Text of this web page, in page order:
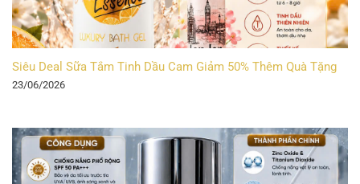
Siêu Deal Sữa Tắm Tinh Dầu Cam Giảm 50% Thêm Quà Tặng
23/06/2026